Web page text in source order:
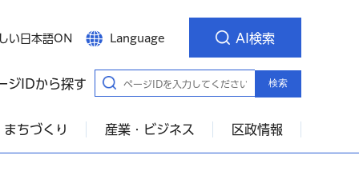
い日本語ON Language AI検索
ジIDから探す 検索
まちづくり 産業・ビジネス 区政情報